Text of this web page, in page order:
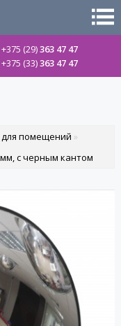
+375 (29)363 47 47
+375 (33)363 47 47
для помещений »
с черным кантом